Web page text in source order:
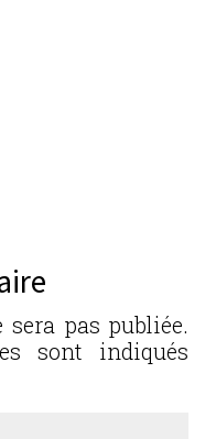
pas publiée.
sont indiqués